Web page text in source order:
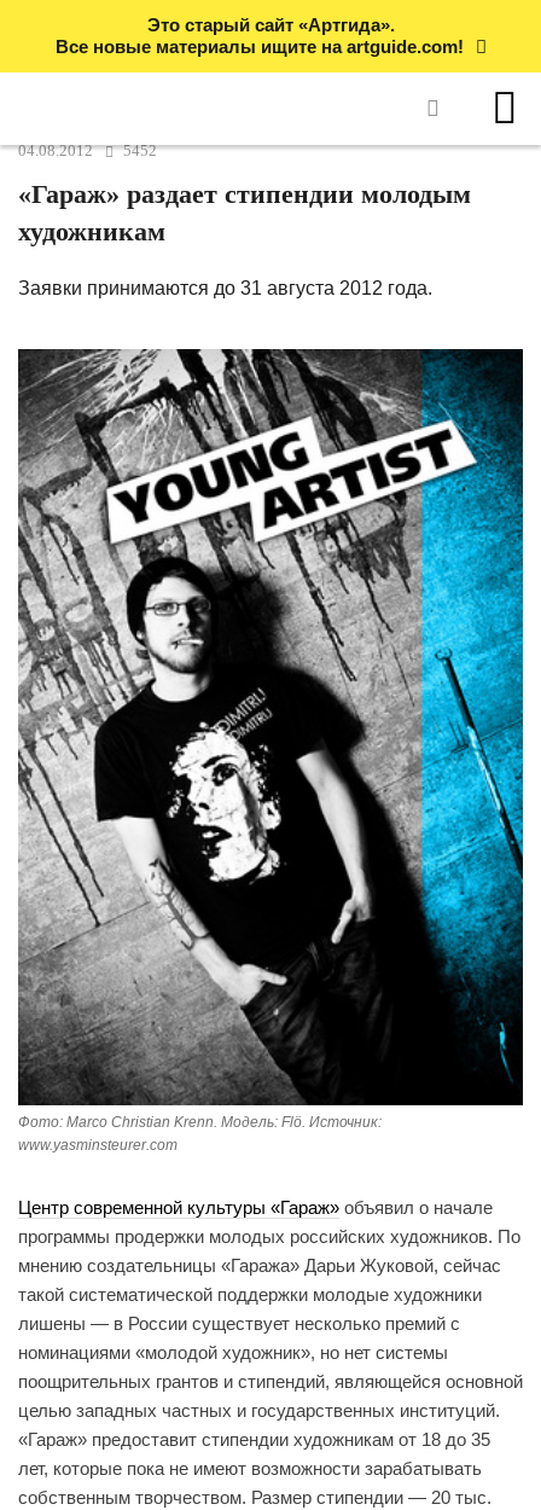
Это старый сайт «Артгида».
Все новые материалы ищите на artguide.com!
04.08.2012 5452
«Гараж» раздает стипендии молодым
художникам
Заявки принимаются до 31 августа 2012 года.
Фото: Marco Christian Krenn. Модель: Flö. Источник:
www.yasminsteurer.com
Центр современной культуры «Гараж» объявил о начале
программы продержки молодых российских художников. По
мнению создательницы «Гаража» Дарьи Жуковой, сейчас
такой систематической поддержки молодые художники
лишены — в России существует несколько премий с
номинациями «молодой художник», но нет системы
поощрительных грантов и стипендий, являющейся основной
целью западных частных и государственных институций.
«Гараж» предоставит стипендии художникам от 18 до 35
лет, которые пока не имеют возможности зарабатывать
собственным творчеством. Размер стипендии — 20 тыс.